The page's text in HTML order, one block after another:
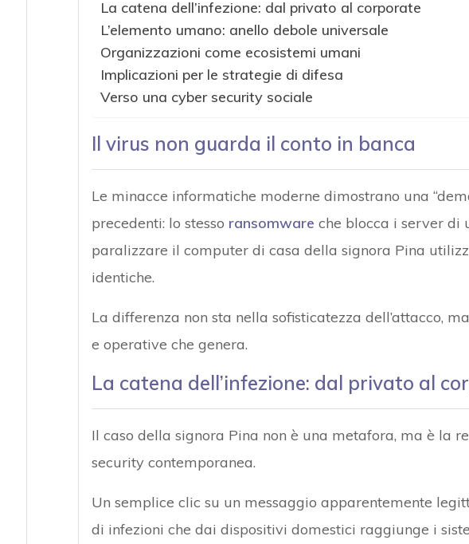
La catena dell’infezione: dal privato al corporate
L’elemento umano: anello debole universale
Organizzazioni come ecosistemi umani
Implicazioni per le strategie di difesa
Verso una cyber security sociale
Il virus non guarda il conto in banca
Le minacce informatiche moderne dimostrano una
precedenti: lo stesso ransomware che blocca i server di
paralizzare il computer di casa della signora Pina
identiche.
La differenza non sta nella sofisticatezza dell’attacco,
e operative che genera.
La catena dell’infezione: dal privato al
Il caso della signora Pina non è una metafora, ma è la
security contemporanea.
Un semplice clic su un messaggio apparentemente
di infezioni che dai dispositivi domestici raggiunge i